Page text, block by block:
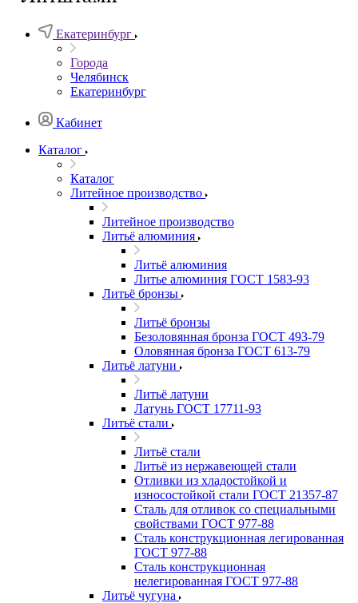
Екатеринбург
Города
Челябинск
Екатеринбург
Кабинет
Каталог
Каталог
Литейное производство
Литейное производство
Литьё алюминия
Литьё алюминия
Литье алюминия ГОСТ 1583-93
Литьё бронзы
Литьё бронзы
Безоловянная бронза ГОСТ 493-79
Оловянная бронза ГОСТ 613-79
Литьё латуни
Литьё латуни
Латунь ГОСТ 17711-93
Литьё стали
Литьё стали
Литьё из нержавеющей стали
Отливки из хладостойкой и
износостойкой стали ГОСТ 21357-87
Сталь для отливок со специальными
свойствами ГОСТ 977-88
Сталь конструкционная легированная
ГОСТ 977-88
Сталь конструкционная
нелегированная ГОСТ 977-88
Литьё чугуна